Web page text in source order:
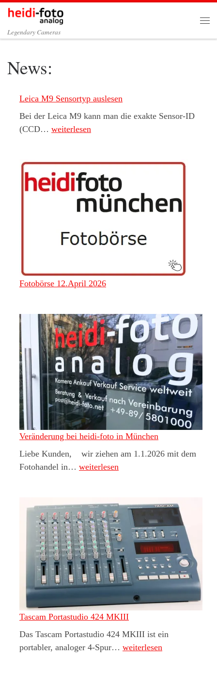
Zum Inhalt springen
Legendary Cameras
News:
Leica M9 Sensortyp auslesen
Bei der Leica M9 kann man die exakte Sensor-ID
(CCD… Leica M9 Sensortyp auslesen
weiterlesen
Fotobörse 12.April 2026
Veränderung bei heidi-foto in München
Liebe Kunden, wir ziehen am 1.1.2026 mit dem
Fotohandel in… Veränderung bei heidi-foto in München
weiterlesen
Tascam Portastudio 424 MKIII
Das Tascam Portastudio 424 MKIII ist ein
portabler, analoger 4-Spur… Tascam Portastudio 424
weiterlesen